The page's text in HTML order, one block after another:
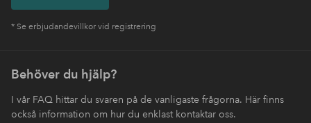
* Se erbjudandevillkor vid registrering
Behöver du hjälp?
I vår FAQ hittar du svaren på de vanligaste frågorna. Här finns
också information om hur du enklast kontaktar oss.